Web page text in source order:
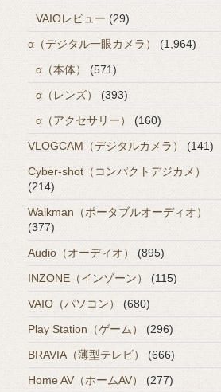
VAIOレビュー (29)
α（デジタル一眼カメラ）
(1,964)
α（本体）
(571)
α（レンズ）
(393)
α（アクセサリー）
(160)
VLOGCAM（デジタルカメラ）
(141)
Cyber-shot（コンパクトデジカメ）
(214)
Walkman（ポータブルオーディオ）
(377)
Audio（オーディオ）
(895)
INZONE（インゾーン）
(115)
VAIO（パソコン）
(680)
Play Station（ゲーム）
(296)
BRAVIA（薄型テレビ）
(666)
Home AV（ホームAV）
(277)